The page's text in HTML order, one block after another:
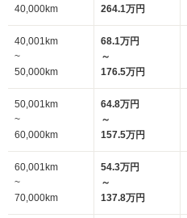
40,000km
264.1万円
40,001km
~
50,000km
68.1万円
～
176.5万円
50,001km
~
60,000km
64.8万円
～
157.5万円
60,001km
~
70,000km
54.3万円
～
137.8万円